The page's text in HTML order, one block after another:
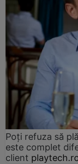
Poți refuza să
este complet
client